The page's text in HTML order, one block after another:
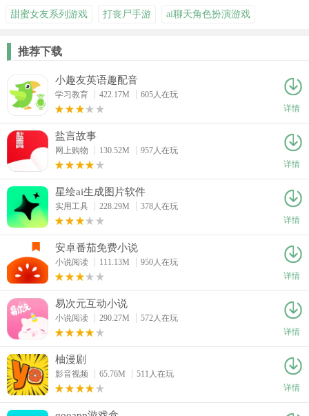
甜蜜女友系列游戏 打丧尸手游 ai聊天角色扮演游戏
推荐下载
小趣友英语趣配音
学习教育 422.17M
605人在玩
详情
盐言故事
网上购物 130.52M
957人在玩
详情
星绘ai生成图片软件
实用工具 228.29M
378人在玩
详情
安卓番茄免费小说
小说阅读 111.13M
950人在玩
详情
易次元互动小说
小说阅读 290.27M
572人在玩
详情
柚漫剧
影音视频 65.76M
511人在玩
详情